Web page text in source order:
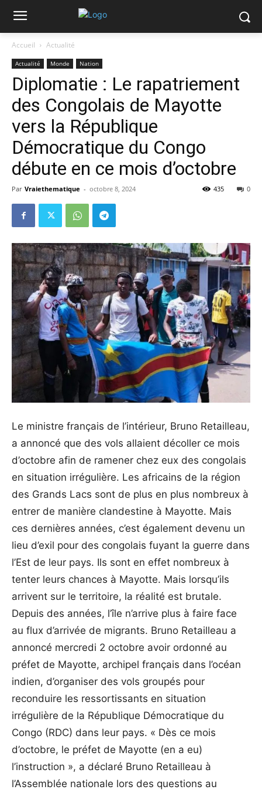
Accueil Actualité
Actualité Monde Nation
Diplomatie : Le rapatriement
des Congolais de Mayotte
vers la République
Démocratique du Congo
débute en ce mois d’octobre
Par Vraiethematique - octobre 8, 2024 0
435
Le ministre français de l’intérieur, Bruno Retailleau,
a annoncé que des vols allaient décoller ce mois
d’octobre afin de ramener chez eux des congolais
en situation irrégulière. Les africains de la région
des Grands Lacs sont de plus en plus nombreux à
entrer de manière clandestine à Mayotte. Mais
ces dernières années, c’est également devenu un
lieu d’exil pour des congolais fuyant la guerre dans
l’Est de leur pays. Ils sont en effet nombreux à
tenter leurs chances à Mayotte. Mais lorsqu’ils
arrivent sur le territoire, la réalité est brutale.
Depuis des années, l’île n’arrive plus à faire face
au flux d’arrivée de migrants. Bruno Retailleau a
annoncé mercredi 2 octobre avoir ordonné au
préfet de Mayotte, archipel français dans l’océan
indien, d’organiser des vols groupés pour
reconduire les ressortissants en situation
irrégulière de la République Démocratique du
Congo (RDC) dans leur pays. « Dès ce mois
d’octobre, le préfet de Mayotte (en a eu)
l’instruction », a déclaré Bruno Retailleau à
l’Assemblée nationale lors des questions au